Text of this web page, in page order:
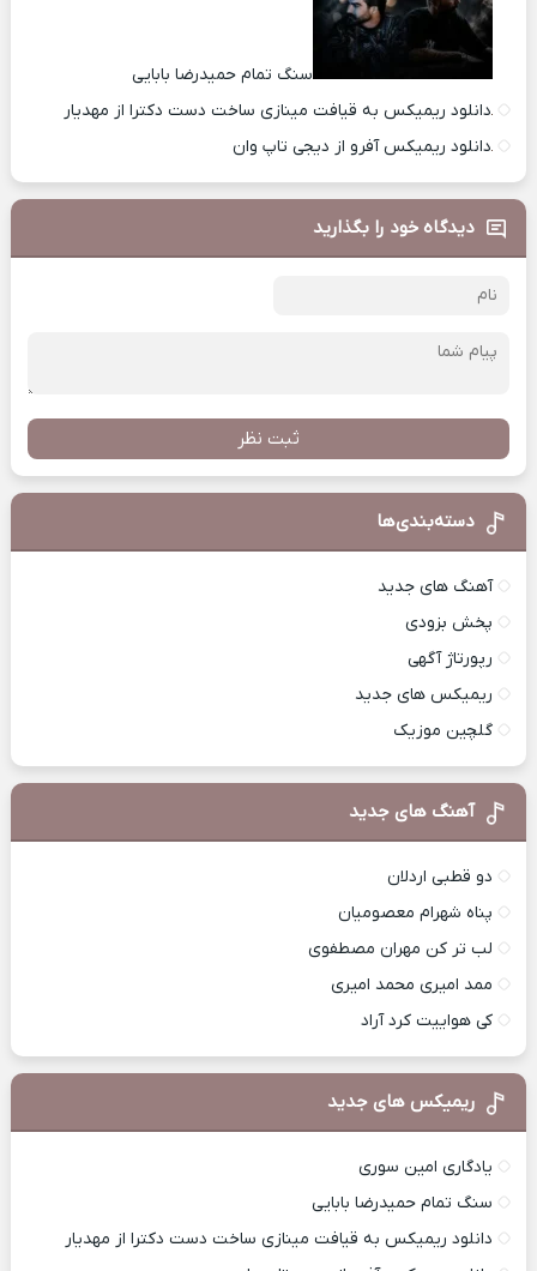
سنگ تمام حمیدرضا بابایی
دانلود ریمیکس به قیافت مینازی ساخت دست دکترا از مهدیار
دانلود ریمیکس آفرو از ديجی تاپ وان
دیدگاه خود را بگذارید
ثبت نظر
دسته‌بندی‌ها
آهنگ های جدید
پخش بزودی
رپورتاژ آگهی
ریمیکس های جدید
گلچین موزیک
آهنگ های جدید
دو قطبی اردلان
پناه شهرام معصومیان
لب تر کن مهران مصطفوی
ممد امیری محمد امیری
کی هواییت کرد آراد
ریمیکس های جدید
یادگاری امین سوری
سنگ تمام حمیدرضا بابایی
دانلود ریمیکس به قیافت مینازی ساخت دست دکترا از مهدیار